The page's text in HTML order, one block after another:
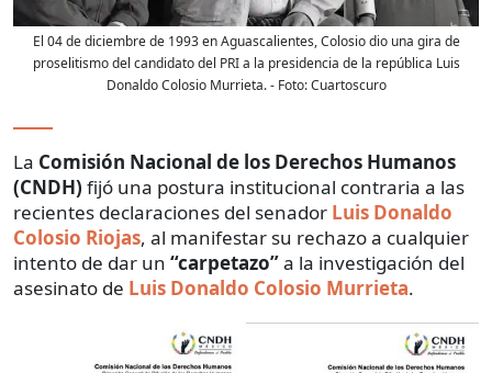
El 04 de diciembre de 1993 en Aguascalientes, Colosio dio una gira de
proselitismo del candidato del PRI a la presidencia de la república Luis
Donaldo Colosio Murrieta.- Foto:Cuartoscuro
La Comisión Nacional de los Derechos Humanos
(CNDH) fijó una postura institucional contraria a las
recientes declaraciones del senador Luis Donaldo
Colosio Riojas, al manifestar su rechazo a cualquier
intento de dar un “carpetazo”a la investigación del
asesinato de Luis Donaldo Colosio Murrieta.